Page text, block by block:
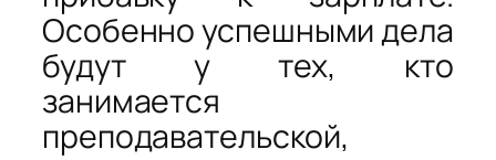
Особенно успешными дела
будут у тех, кто
занимается
преподавательской,